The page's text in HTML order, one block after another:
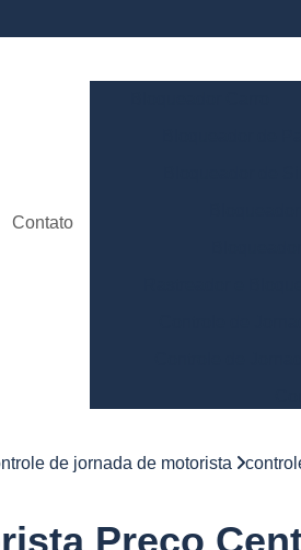
Contato
Controle de
Controle de
de jornada de motorista
Preço